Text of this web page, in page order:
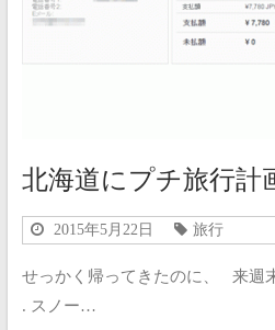
北海道にプチ旅行計
2015年5月22日 旅行
せっかく帰ってきたのに、 来週
. スノー…